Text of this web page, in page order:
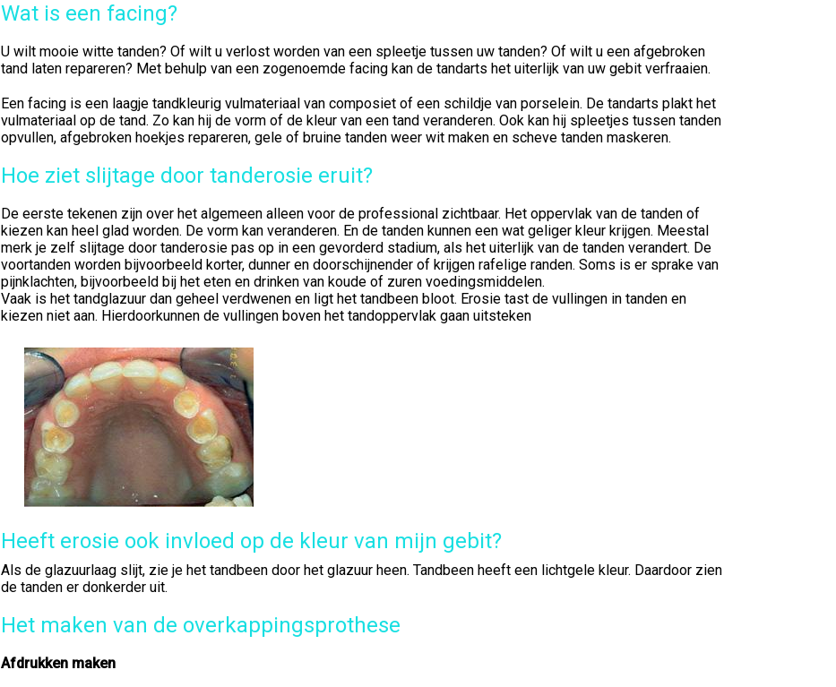
Wat is een facing?
U wilt mooie witte tanden? Of wilt u verlost worden van een spleetje tussen uw tanden? Of wilt u een afgebroken
tand laten repareren? Met behulp van een zogenoemde facing kan de tandarts het uiterlijk van uw gebit verfraaien.
Een facing is een laagje tandkleurig vulmateriaal van composiet of een schildje van porselein. De tandarts plakt het
vulmateriaal op de tand. Zo kan hij de vorm of de kleur van een tand veranderen. Ook kan hij spleetjes tussen tanden
opvullen, afgebroken hoekjes repareren, gele of bruine tanden weer wit maken en scheve tanden maskeren.
Hoe ziet slijtage door tanderosie eruit?
De eerste tekenen zijn over het algemeen alleen voor de professional zichtbaar. Het oppervlak van de tanden of
kiezen kan heel glad worden. De vorm kan veranderen. En de tanden kunnen een wat geliger kleur krijgen. Meestal
merk je zelf slijtage door tanderosie pas op in een gevorderd stadium, als het uiterlijk van de tanden verandert. De
voortanden worden bijvoorbeeld korter, dunner en doorschijnender of krijgen rafelige randen. Soms is er sprake van
pijnklachten, bijvoorbeeld bij het eten en drinken van koude of zuren voedingsmiddelen.
Vaak is het tandglazuur dan geheel verdwenen en ligt het tandbeen bloot. Erosie tast de vullingen in tanden en
kiezen niet aan. Hierdoorkunnen de vullingen boven het tandoppervlak gaan uitsteken
Heeft erosie ook invloed op de kleur van mijn gebit?
Als de glazuurlaag slijt, zie je het tandbeen door het glazuur heen. Tandbeen heeft een lichtgele kleur. Daardoor zien
de tanden er donkerder uit.
Het maken van de overkappingsprothese
Afdrukken maken